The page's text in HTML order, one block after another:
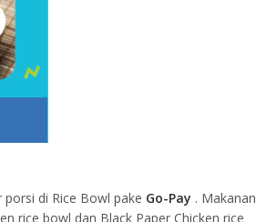
porsi di Rice Bowl pake Go-Pay . Makanan
rice bowl dan Black Paper Chicken rice